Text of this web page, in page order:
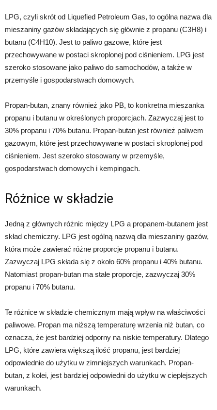
LPG, czyli skrót od Liquefied Petroleum Gas, to ogólna nazwa dla
mieszaniny gazów składających się głównie z propanu (C3H8) i
butanu (C4H10). Jest to paliwo gazowe, które jest
przechowywane w postaci skroplonej pod ciśnieniem. LPG jest
szeroko stosowane jako paliwo do samochodów, a także w
przemyśle i gospodarstwach domowych.
Propan-butan, znany również jako PB, to konkretna mieszanka
propanu i butanu w określonych proporcjach. Zazwyczaj jest to
30% propanu i 70% butanu. Propan-butan jest również paliwem
gazowym, które jest przechowywane w postaci skroplonej pod
ciśnieniem. Jest szeroko stosowany w przemyśle,
gospodarstwach domowych i kempingach.
Różnice w składzie
Jedną z głównych różnic między LPG a propanem-butanem jest
skład chemiczny. LPG jest ogólną nazwą dla mieszaniny gazów,
która może zawierać różne proporcje propanu i butanu.
Zazwyczaj LPG składa się z około 60% propanu i 40% butanu.
Natomiast propan-butan ma stałe proporcje, zazwyczaj 30%
propanu i 70% butanu.
Te różnice w składzie chemicznym mają wpływ na właściwości
paliwowe. Propan ma niższą temperaturę wrzenia niż butan, co
oznacza, że jest bardziej odporny na niskie temperatury. Dlatego
LPG, które zawiera większą ilość propanu, jest bardziej
odpowiednie do użytku w zimniejszych warunkach. Propan-
butan, z kolei, jest bardziej odpowiedni do użytku w cieplejszych
warunkach.